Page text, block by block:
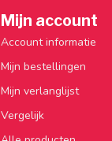
Mijn account
Account informatie
Mijn bestellingen
Mijn verlanglijst
Vergelijk